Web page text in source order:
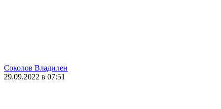
Соколов Владилен
29.09.2022 в 07:51